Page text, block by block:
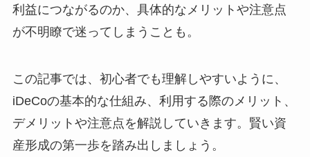
利益につながるのか、具体的なメリットや注意点
が不明瞭で迷ってしまうことも。
この記事では、初心者でも理解しやすいように、
iDeCoの基本的な仕組み、利用する際のメリット、
デメリットや注意点を解説していきます。賢い資
産形成の第一歩を踏み出しましょう。